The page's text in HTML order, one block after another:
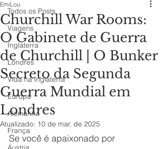
Todos os Posts
Viagens
Inglaterra
Londres
Vida na Inglaterra
Europa
Alemanha
França
Churchill War Rooms:
O Gabinete de Guerra
de Churchill | O Bunker
Secreto da Segunda
Guerra Mundial em
Londres
EmiLou
Atualizado: 10 de mar. de 2025
Se você é apaixonado por